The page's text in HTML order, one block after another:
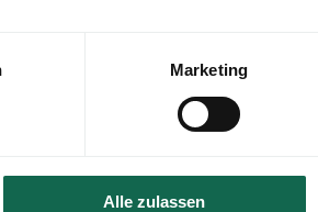
Marketing
Alle zulassen
nrw.de